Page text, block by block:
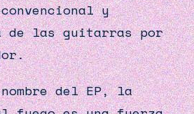
y
de las guitarras por
del EP, la